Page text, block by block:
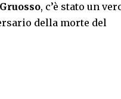
, c’è stato un
della morte del